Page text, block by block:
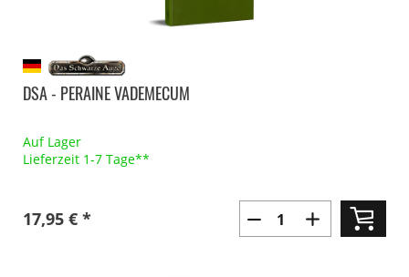
DSA - PERAINE VADEMECUM
Auf Lager
Lieferzeit 1-7 Tage**
17,95 € *